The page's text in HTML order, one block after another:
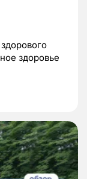
здоровье